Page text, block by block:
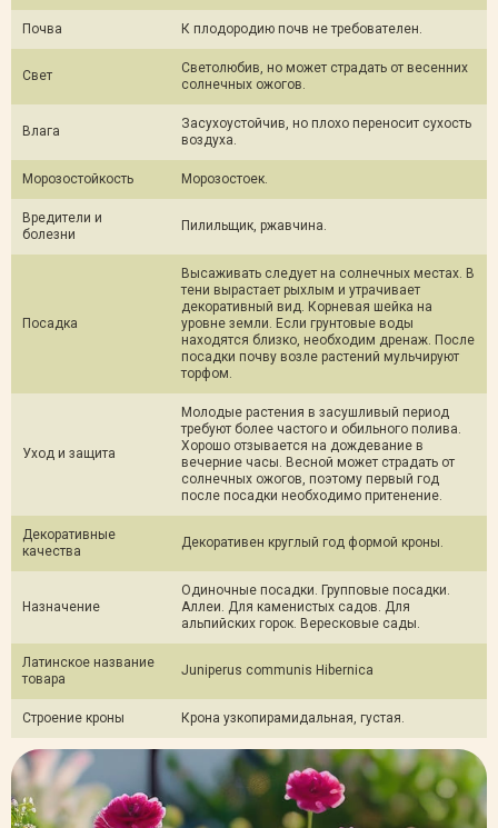
Почва К плодородию почв не требователен.
Свет
Светолюбив, но может страдать от весенних
солнечных ожогов.
Влага
Засухоустойчив, но плохо переносит сухость
воздуха.
Морозостойкость Морозостоек.
Вредители и
болезни
Пилильщик, ржавчина.
Посадка
Высаживать следует на солнечных местах. В
тени вырастает рыхлым и утрачивает
декоративный вид. Корневая шейка на
уровне земли. Если грунтовые воды
находятся близко, необходим дренаж. После
посадки почву возле растений мульчируют
торфом.
Уход и защита
Молодые растения в засушливый период
требуют более частого и обильного полива.
Хорошо отзывается на дождевание в
вечерние часы. Весной может страдать от
солнечных ожогов, поэтому первый год
после посадки необходимо притенение.
Декоративные
качества
Декоративен круглый год формой кроны.
Назначение
Одиночные посадки. Групповые посадки.
Аллеи. Для каменистых садов. Для
альпийских горок. Вересковые сады.
Латинское название
товара
Juniperus communis Hibernica
Строение кроны Крона узкопирамидальная, густая.